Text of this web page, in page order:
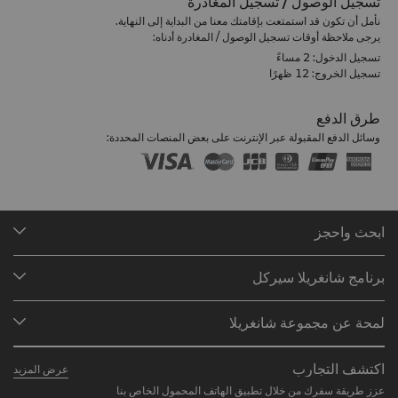
نأمل أن تكون قد استمتعت بإقامتك معنا من البداية إلى النهاية.
يرجى ملاحظة أوقات تسجيل الوصول / المغادرة أدناه:
تسجيل الدخول: 2 مساءً
تسجيل الخروج: 12 ظهرًا
طرق الدفع
وسائل الدفع المقبولة عبر الإنترنت على بعض المنصات المحددة:
ابحث واحجز
البحث عن الحجوزات
المطاعم والبارات
برنامج شانغريلا سيركل
انضم إلى برنامج شانغريلا سيركل
الأسئلة الشائعة
لمحة عن مجموعة شانغريلا
علاماتنا الفندقية
الوظائف
اكتشف التجارب
عرض المزيد
عزز طريقة سفرك من خلال تطبيق الهاتف المحمول الخاص بنا